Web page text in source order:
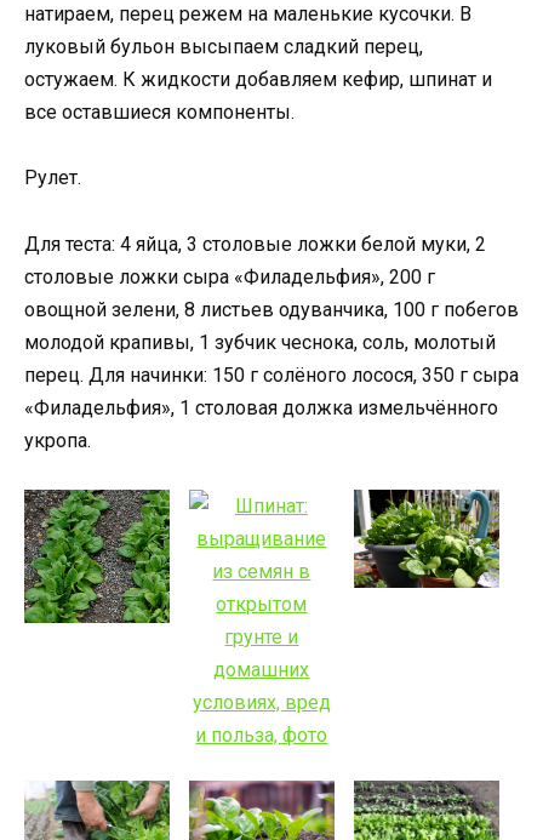
натираем, перец режем на маленькие кусочки. В
луковый бульон высыпаем сладкий перец,
остужаем. К жидкости добавляем кефир, шпинат и
все оставшиеся компоненты.
Рулет.
Для теста: 4 яйца, 3 столовые ложки белой муки, 2
столовые ложки сыра «Филадельфия», 200 г
овощной зелени, 8 листьев одуванчика, 100 г побегов
молодой крапивы, 1 зубчик чеснока, соль, молотый
перец. Для начинки: 150 г солёного лосося, 350 г сыра
«Филадельфия», 1 столовая должка измельчённого
укропа.